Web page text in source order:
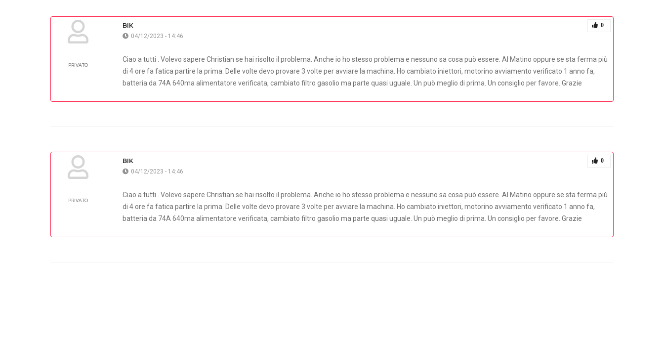
PRIVATO
BIK 0
04/12/2023 - 14:46
Ciao a tutti . Volevo sapere Christian se hai risolto il problema. Anche io ho stesso problema e nessuno sa cosa può essere. Al Matino oppure se sta ferma più
di 4 ore fa fatica partire la prima. Delle volte devo provare 3 volte per avviare la machina. Ho cambiato iniettori, motorino avviamento verificato 1 anno fa,
batteria da 74A 640ma alimentatore verificata, cambiato filtro gasolio ma parte quasi uguale. Un può meglio di prima. Un consiglio per favore. Grazie
PRIVATO
BIK 0
04/12/2023 - 14:46
Ciao a tutti . Volevo sapere Christian se hai risolto il problema. Anche io ho stesso problema e nessuno sa cosa può essere. Al Matino oppure se sta ferma più
di 4 ore fa fatica partire la prima. Delle volte devo provare 3 volte per avviare la machina. Ho cambiato iniettori, motorino avviamento verificato 1 anno fa,
batteria da 74A 640ma alimentatore verificata, cambiato filtro gasolio ma parte quasi uguale. Un può meglio di prima. Un consiglio per favore. Grazie